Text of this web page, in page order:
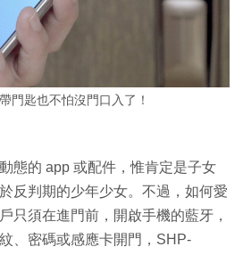
門匙也不怕沒門口入了！
態的 app 或配件，惟肯定是子女
反判期的少年少女。不過，如何愛
只須在進門前，開啟手機的藍牙，
、密碼或感應卡開門，SHP-